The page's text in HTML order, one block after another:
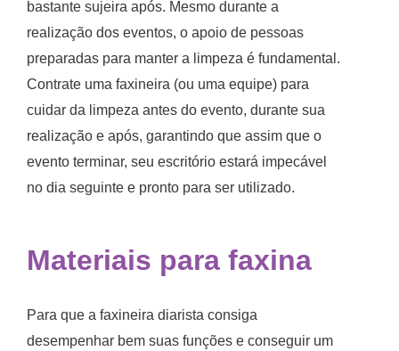
bastante sujeira após. Mesmo durante a
realização dos eventos, o apoio de pessoas
preparadas para manter a limpeza é fundamental.
Contrate uma faxineira (ou uma equipe) para
cuidar da limpeza antes do evento, durante sua
realização e após, garantindo que assim que o
evento terminar, seu escritório estará impecável
no dia seguinte e pronto para ser utilizado.
Materiais para faxina
Para que a faxineira diarista consiga
desempenhar bem suas funções e conseguir um